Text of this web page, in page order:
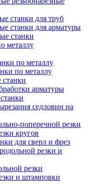
станки для труб
станки для арматуры
станки
металлу
по металлу
по металлу
станки
арматуры
седловин на
поперечной резки
кругов
для сверл и фрез
резки и
резки
и штамповки